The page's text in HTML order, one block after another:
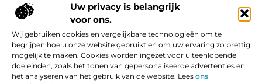
Uw privacy is belangrijk
voor ons.
Wij gebruiken cookies en vergelijkbare technologieën om te
begrijpen hoe u onze website gebruikt en om uw ervaring zo prettig
mogelijk te maken. Cookies worden ingezet voor uiteenlopende
doeleinden, zoals het tonen van gepersonaliseerde advertenties en
het analyseren van het gebruik van de website. Lees ons
Media en Beroemde mensen
Vind Ons Hier :